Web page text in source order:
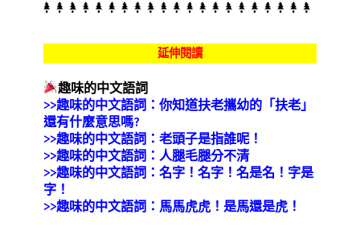
延伸閱讀
趣味的中文語詞
>>趣味的中文語詞： 你知道扶老攜幼的「扶老」
還有什麼意思嗎?
>>趣味的中文語詞：老頭子是指誰呢！
>>趣味的中文語詞：人腿毛腿分不清
>>趣味的中文語詞：名字！名字！名是名！字是
字！
>>趣味的中文語詞：馬馬虎虎！是馬還是虎！